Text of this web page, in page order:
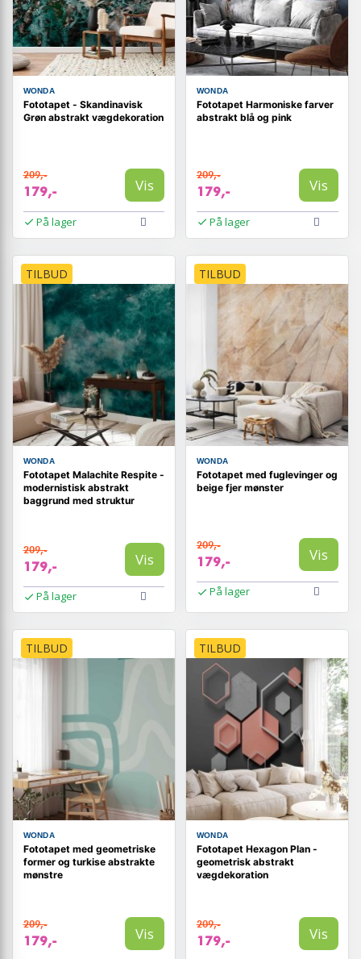
WONDA
Fototapet - Skandinavisk
Grøn abstrakt vægdekoration
209,-
179,- Vis
På lager
WONDA
Fototapet Harmoniske farver
abstrakt blå og pink
209,-
179,- Vis
På lager
TILBUD
WONDA
Fototapet Malachite Respite -
modernistisk abstrakt
baggrund med struktur
209,-
179,- Vis
På lager
TILBUD
WONDA
Fototapet med fuglevinger og
beige fjer mønster
209,-
179,- Vis
På lager
TILBUD
WONDA
Fototapet med geometriske
former og turkise abstrakte
mønstre
209,-
179,- Vis
TILBUD
WONDA
Fototapet Hexagon Plan -
geometrisk abstrakt
vægdekoration
209,-
179,- Vis